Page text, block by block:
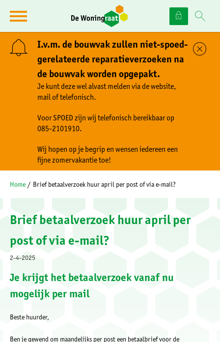
Naar hoofdinhoud
Naar hoofdnavigatiemenu
Naar de homepage
Ga naar Hoofd
I.v.m. de bouwvak zullen niet-spoed-
gerelateerde reparatieverzoeken na
de bouwvak worden opgepakt.
Je kunt deze wel alvast melden via de website,
mail of telefonisch.
Voor SPOED zijn wij telefonisch bereikbaar op
085-2101910.
Wij hopen op je begrip en wensen iedereen een
fijne zomervakantie toe!
Home Brief betaalverzoek huur april per post of via e-mail?
Brief betaalverzoek huur april per
post of via e-mail?
2-4-2025
Je krijgt het betaalverzoek vanaf nu
mogelijk per mail
Beste huurder,
Ben je gewend om maandelijks per post een betaalbrief voor de